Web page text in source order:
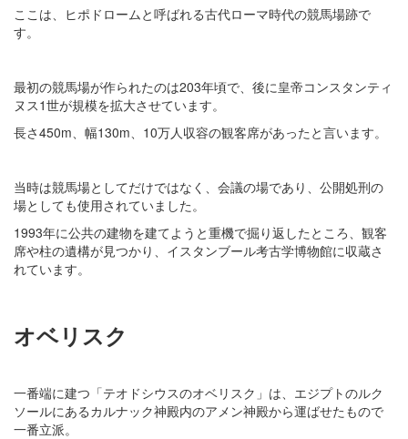
ここは、ヒポドロームと呼ばれる古代ローマ時代の競馬場跡で
す。
最初の競馬場が作られたのは203年頃で、後に皇帝コンスタンティ
ヌス1世が規模を拡大させています。
長さ450m、幅130m、10万人収容の観客席があったと言います。
当時は競馬場としてだけではなく、会議の場であり、公開処刑の
場としても使用されていました。
1993年に公共の建物を建てようと重機で掘り返したところ、観客
席や柱の遺構が見つかり、イスタンブール考古学博物館に収蔵さ
れています。
オベリスク
一番端に建つ「テオドシウスのオベリスク」は、エジプトのルク
ソールにあるカルナック神殿内のアメン神殿から運ばせたもので
一番立派。